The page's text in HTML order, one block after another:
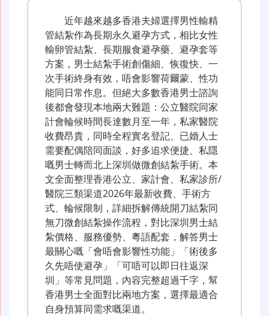
近年越來越多香港夫婦選擇男性輸精
管結紮作為長期永久避孕方式，相比女性
輸卵管結紮、長期服食避孕藥、避孕套等
方案，男士結紮手術創傷細、恢復快、一
次手術終身有效，唔會影響荷爾蒙、性功
能同日常作息。但絕大多數香港男士諮詢
後都會發現本地兩大難題：公立醫院同家
計會輪候時間長達數月至一年，私家醫院
收費昂貴，同時全程實名登記、已婚人士
需要配偶陪同面談，好多追求便捷、私隱
嘅男士轉而北上深圳做微創結紮手術。本
文全面整理香港公立、家計會、私家診所/
醫院三類渠道2026年最新收費、手術方
式、輪候限制，詳細拆解傳統開刀結紮同
無刀微創結紮操作流程，對比深圳男士結
紮價格、服務優勢、粵語配套，解答男士
最關心嘅「會唔會影響性功能」「術後多
久先唔使避孕」「可唔可以即日往返深
圳」等常見問題，內容完整超過千字，幫
香港男士全面對比兩地方案，選擇最適合
自身預算同需求嘅渠道。